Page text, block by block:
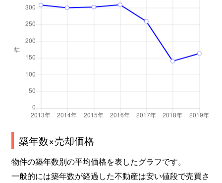
築年数×売却価格
物件の築年数別の平均価格を表したグラフです。
一般的には築年数が経過した不動産は安い値段で売買さ